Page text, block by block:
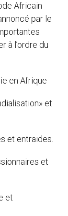
Africain
par le
à l’ordre du
en Afrique
et
et entraides.
et
et